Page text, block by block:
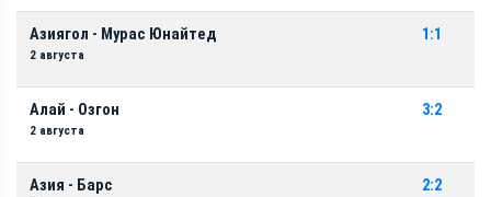
Азиягол - Мурас Юнайтед
2 августа
1:1
Алай - Озгон
2 августа
3:2
Азия - Барс 2:2